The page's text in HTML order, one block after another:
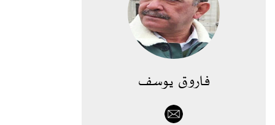
فاروق يوسف